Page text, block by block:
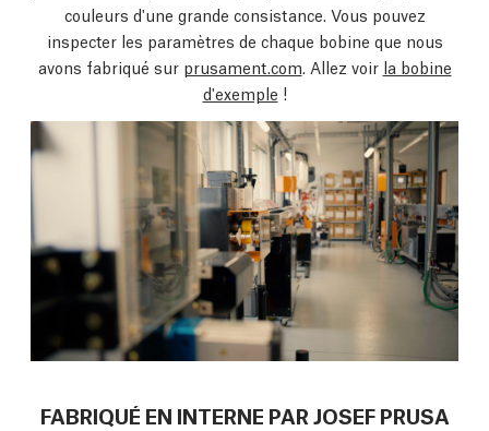
couleurs d'une grande consistance. Vous pouvez
inspecter les paramètres de chaque bobine que nous
avons fabriqué sur prusament.com . Allez voir la bobine
d'exemple !
FABRIQUÉ EN INTERNE PAR JOSEF PRUSA